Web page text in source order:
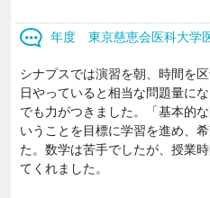
年度 東京慈恵会医科大学
シナプスでは演習を朝、時間を
日やっていると相当な問題量に
でも力がつきました。「基本的
いうことを目標に学習を進め、
た。数学は苦手でしたが、授業
てくれました。